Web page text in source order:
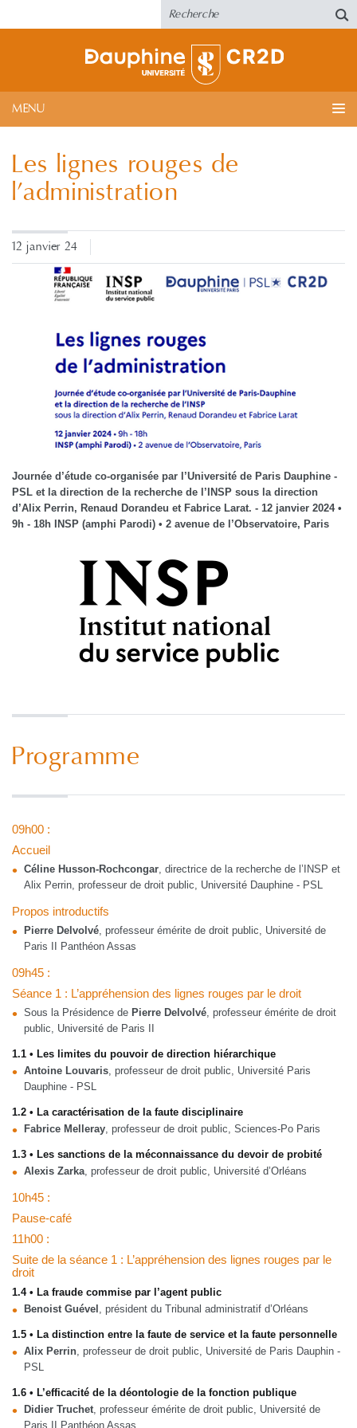
MENU
Les lignes rouges de
l’administration
12 janvier 24
Journée d’étude co-organisée par l’Université de Paris Dauphine -
PSL et la direction de la recherche de l’INSP sous la direction
d’Alix Perrin, Renaud Dorandeu et Fabrice Larat. - 12 janvier 2024 •
9h - 18h INSP (amphi Parodi) • 2 avenue de l’Observatoire, Paris
Programme
09h00 :
Accueil
Céline Husson-Rochcongar , directrice de la recherche de l’INSP et
Alix Perrin, professeur de droit public, Université Dauphine - PSL
Propos introductifs
Pierre Delvolvé , professeur émérite de droit public, Université de
Paris II Panthéon Assas
09h45 :
Séance 1 : L’appréhension des lignes rouges par le droit
Sous la Présidence de Pierre Delvolvé , professeur émérite de droit
public, Université de Paris II
1.1 • Les limites du pouvoir de direction hiérarchique
Antoine Louvaris , professeur de droit public, Université Paris
Dauphine - PSL
1.2 • La caractérisation de la faute disciplinaire
Fabrice Melleray , professeur de droit public, Sciences-Po Paris
1.3 • Les sanctions de la méconnaissance du devoir de probité
Alexis Zarka , professeur de droit public, Université d’Orléans
10h45 :
Pause-café
11h00 :
Suite de la séance 1 : L’appréhension des lignes rouges par le
droit
1.4 • La fraude commise par l’agent public
Benoist Guével
, président du Tribunal administratif d’Orléans
1.5 • La distinction entre la faute de service et la faute personnelle
Alix Perrin , professeur de droit public, Université de Paris Dauphin -
PSL
1.6 • L’efficacité de la déontologie de la fonction publique
Didier Truchet , professeur émérite de droit public, Université de
Paris II Panthéon Assas